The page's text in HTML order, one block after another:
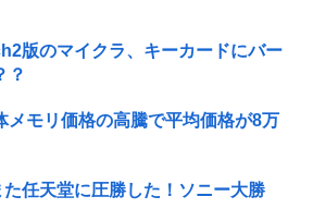
版のマイクラ、キーカードにバー
？
メモリ価格の高騰で平均価格が8万
任天堂に圧勝した！ソニー大勝